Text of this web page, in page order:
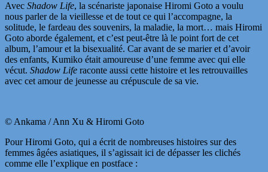
Avec Shadow Life, la scénariste japonaise Hiromi Goto a voulu
nous parler de la vieillesse et de tout ce qui l’accompagne, la
solitude, le fardeau des souvenirs, la maladie, la mort… mais Hiromi
Goto aborde également, et c’est peut-être là le point fort de cet
album, l’amour et la bisexualité. Car avant de se marier et d’avoir
des enfants, Kumiko était amoureuse d’une femme avec qui elle
vécut. Shadow Life raconte aussi cette histoire et les retrouvailles
avec cet amour de jeunesse au crépuscule de sa vie.
© Ankama / Ann Xu & Hiromi Goto
Pour Hiromi Goto, qui a écrit de nombreuses histoires sur des
femmes âgées asiatiques, il s’agissait ici de dépasser les clichés
comme elle l’explique en postface :